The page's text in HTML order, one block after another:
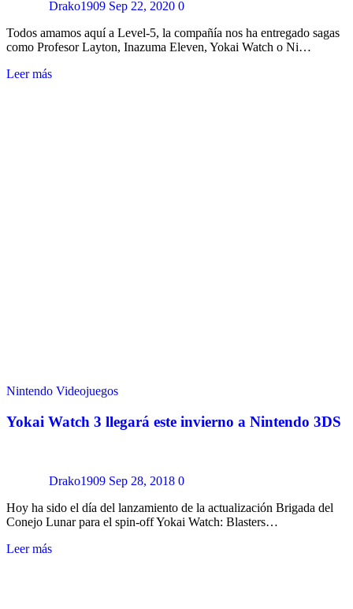
Drako1909 Sep 22, 2020 0
Todos amamos aquí a Level-5, la compañía nos ha entregado sagas
como Profesor Layton, Inazuma Eleven, Yokai Watch o Ni…
Leer más
Nintendo Videojuegos
Yokai Watch 3 llegará este invierno a Nintendo 3DS
Drako1909 Sep 28, 2018 0
Hoy ha sido el día del lanzamiento de la actualización Brigada del
Conejo Lunar para el spin-off Yokai Watch: Blasters…
Leer más